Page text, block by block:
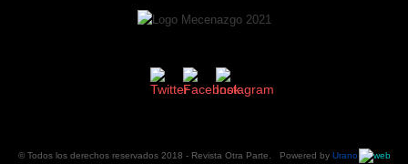
© Todos los derechos reservados 2018 - Revista Otra Parte . Powered by Urano web